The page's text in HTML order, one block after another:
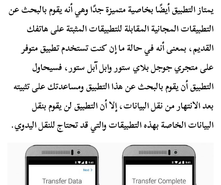
يمتاز التطبيق أيضًا بخاصية متميزة جدًا وهي أنه يقوم بالبحث عن
التطبيقات المجانية المقابلة للتطبيقات المثبتة على هاتفك
القديم، بمعنى أنه في حالة ما إن كنت تستخدم تطبيق متوفر
على متجري جوجل بلاي ستور وابل آبل ستور، فسيحاول
التطبيق أن يقوم بالبحث عن هذا التطبيق ومساعدتك على تثبيته
بعد الانتهار من نقل البيانات، إلا أن التطبيق لن يقوم بنقل
البيانات الخاصة بهذه التطبيقات والتي قد تحتاج للنقل اليدوي.